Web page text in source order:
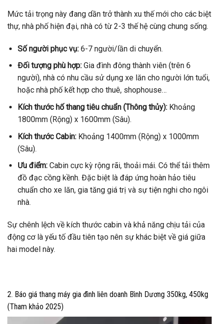
Mức tải trọng này đang dần trở thành xu thế mới cho các biệt
thự, nhà phố hiện đại, nhà có từ 2-3 thế hệ cùng chung sống.
Số người phục vụ:6-7 người/lần di chuyển.
Đối tượng phù hợp:Gia đình đông thành viên (trên 6
người), nhà có nhu cầu sử dụng xe lăn cho người lớn tuổi,
hoặc nhà phố kết hợp cho thuê, shophouse…
Kích thước hố thang tiêu chuẩn (Thông thủy):Khoảng
1800mm (Rộng) x 1600mm (Sâu).
Kích thước Cabin:Khoảng 1400mm (Rộng) x 1000mm
(Sâu).
Ưu điểm:Cabin cực kỳ rộng rãi, thoải mái. Có thể tải thêm
đồ đạc cồng kềnh. Đặc biệt là đáp ứng hoàn hảo tiêu
chuẩn cho xe lăn, gia tăng giá trị và sự tiện nghi cho ngôi
nhà.
Sự chênh lệch về kích thước cabin và khả năng chịu tải của
động cơ là yếu tố đầu tiên tạo nên sự khác biệt về giá giữa
hai model này.
2. Báo giá thang máy gia đình liên doanh Bình Dương 350kg, 450kg
(Tham khảo 2025)